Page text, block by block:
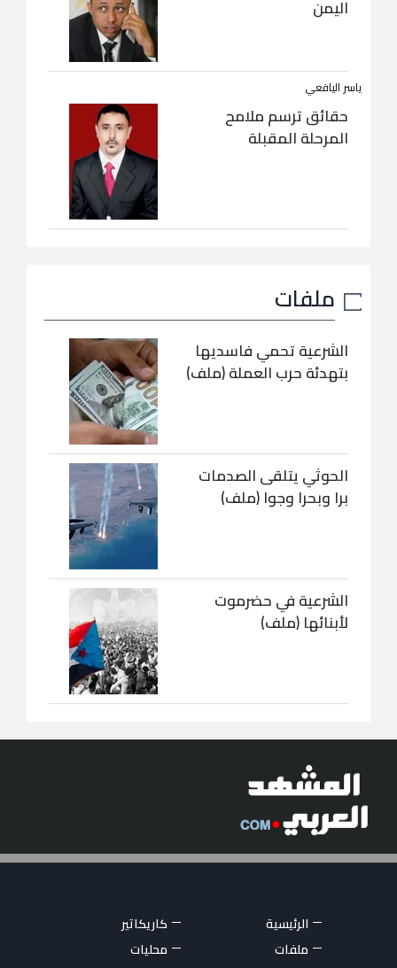
اليمن
ياسر اليافعي
حقائق ترسم ملامح
المرحلة المقبلة
ملفات
الشرعية تحمي فاسديها
بتهدئة حرب العملة (ملف)
الحوثي يتلقى الصدمات
برا وبحرا وجوا (ملف)
الشرعية في حضرموت
لأبنائها (ملف)
الرئيسية
كاريكاتير
ملفات
محليات